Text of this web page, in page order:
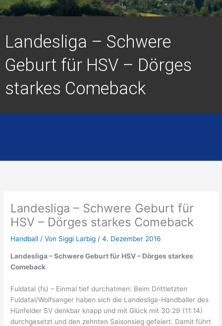
Landesliga – Schwere
Geburt für HSV – Dörges
starkes Comeback
Landesliga – Schwere Geburt für
HSV – Dörges starkes Comeback
Handball / Von Siggi Larbig/4. Dezember 2016
Landesliga – Schwere Geburt für HSV – Dörges starkes
Comeback
Fuldatal (fs) – Einmal tief durchatmen: Beim Drittletzten
Fuldatal/Wolfsanger haben sich die Landesliga-Handballer des
Hünfelder SV denkbar knapp und mit Glück mit 30:29 (11:14)
durchgesetzt und den zehnten Saisonsieg gefeiert. Damit führt